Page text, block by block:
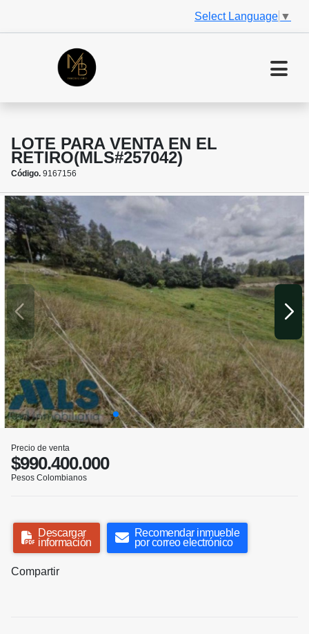
Select Language ▼
LOTE PARA VENTA EN EL
RETIRO(MLS#257042)
Código. 9167156
Precio de venta
$990.400.000
Pesos Colombianos
Descargar
información
Recomendar inmueble
por correo electrónico
Compartir